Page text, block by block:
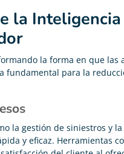
la
la forma en que las
fundamental para la
la gestión de siniestros y
y eficaz. Herramientas